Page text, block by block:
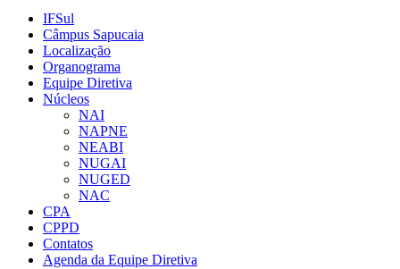
IFSul
Câmpus Sapucaia
Localização
Organograma
Equipe Diretiva
Núcleos
NAI
NAPNE
NEABI
NUGAI
NUGED
NAC
CPA
CPPD
Contatos
Agenda da Equipe Diretiva